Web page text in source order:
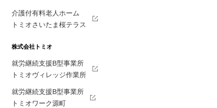
介護付有料老人ホーム
トミオさいたま桜テラス
株式会社トミオ
就労継続支援B型事業所
トミオヴィレッジ作業所
就労継続支援B型事業所
トミオワーク源町